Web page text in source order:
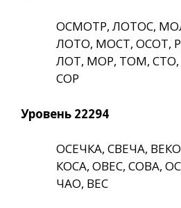
ОСМОТР, ЛОТОС,
ЛОТО, МОСТ, ОСОТ,
ЛОТ, МОР, ТОМ,
СОР
Уровень 22294
ОСЕЧКА, СВЕЧА,
КОСА, ОВЕС, СОВА,
ЧАО, ВЕС